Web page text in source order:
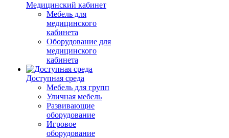
Медицинский кабинет
Мебель для
медицинского
кабинета
Оборудование для
медицинского
кабинета
Доступная среда
Мебель для групп
Уличная мебель
Развивающие
оборудование
Игровое
оборудование